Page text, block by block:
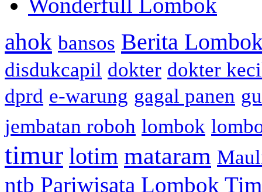
ahok bansos Berita
disdukcapil dokter dokter
dprd e-warung gagal panen
jembatan roboh lombok
timur lotim mataram
ntb Pariwisata Lombok